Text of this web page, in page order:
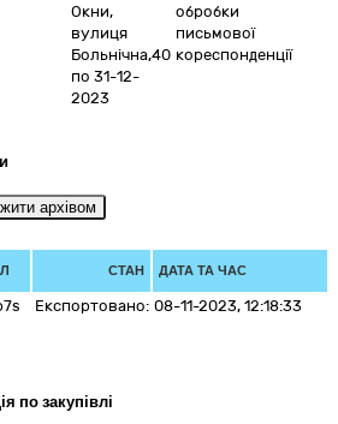
Окни,
вулиця
Больнічна,40
по 31-12-
2023
обробки
письмової
кореспонденції
архівом
СТАН ДАТА ТА ЧАС
Експортовано: 08-11-2023, 12:18:33
по закупівлі